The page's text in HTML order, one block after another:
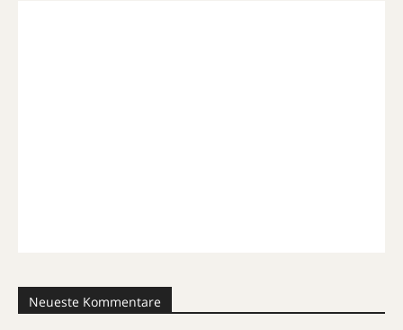
Neueste Kommentare